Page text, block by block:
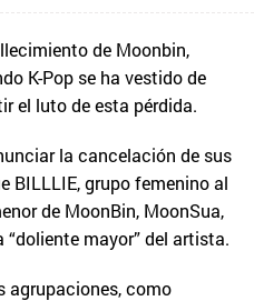
de Moonbin,
K-Pop se ha vestido de
el luto de esta pérdida.
la cancelación de sus
BILLLIE, grupo femenino al
de MoonBin, MoonSua,
mayor” del artista.
agrupaciones, como